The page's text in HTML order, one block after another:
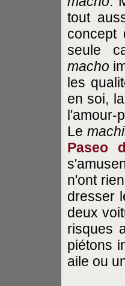
tout
concept
seule
macho
les
en soi,
Le
Paseo
n'ont
dresser
deux
risques
piétons
aile ou